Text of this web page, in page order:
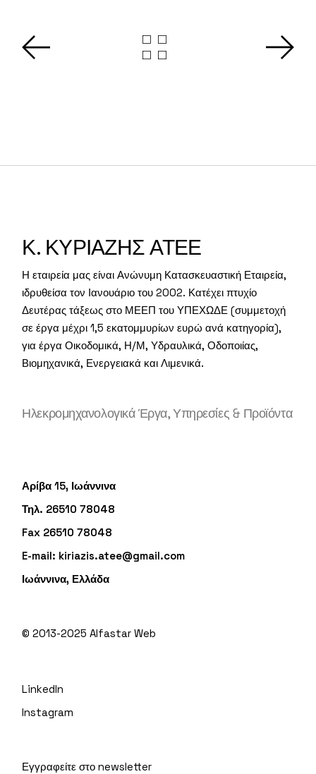
Κ. ΚΥΡΙΑΖΗΣ ΑΤΕΕ
Η εταιρεία μας είναι Ανώνυμη Κατασκευαστική Εταιρεία,
ιδρυθείσα τον Ιανουάριο του 2002. Κατέχει πτυχίο
Δευτέρας τάξεως στο ΜΕΕΠ του ΥΠΕΧΩΔΕ (συμμετοχή
σε έργα μέχρι 1,5 εκατομμυρίων ευρώ ανά κατηγορία),
για έργα Οικοδομικά, Η/Μ, Υδραυλικά, Οδοποιίας,
Βιομηχανικά, Ενεργειακά και Λιμενικά.
Ηλεκρομηχανολογικά Έργα, Υπηρεσίες & Προϊόντα
Αρίβα 15, Ιωάννινα
Τηλ. 26510 78048
Fax 26510 78048
E-mail: kiriazis.atee@gmail.com
Ιωάννινα, Ελλάδα
© 2013-2025Alfastar Web
LinkedIn
Instagram
Εγγραφείτε στο newsletter